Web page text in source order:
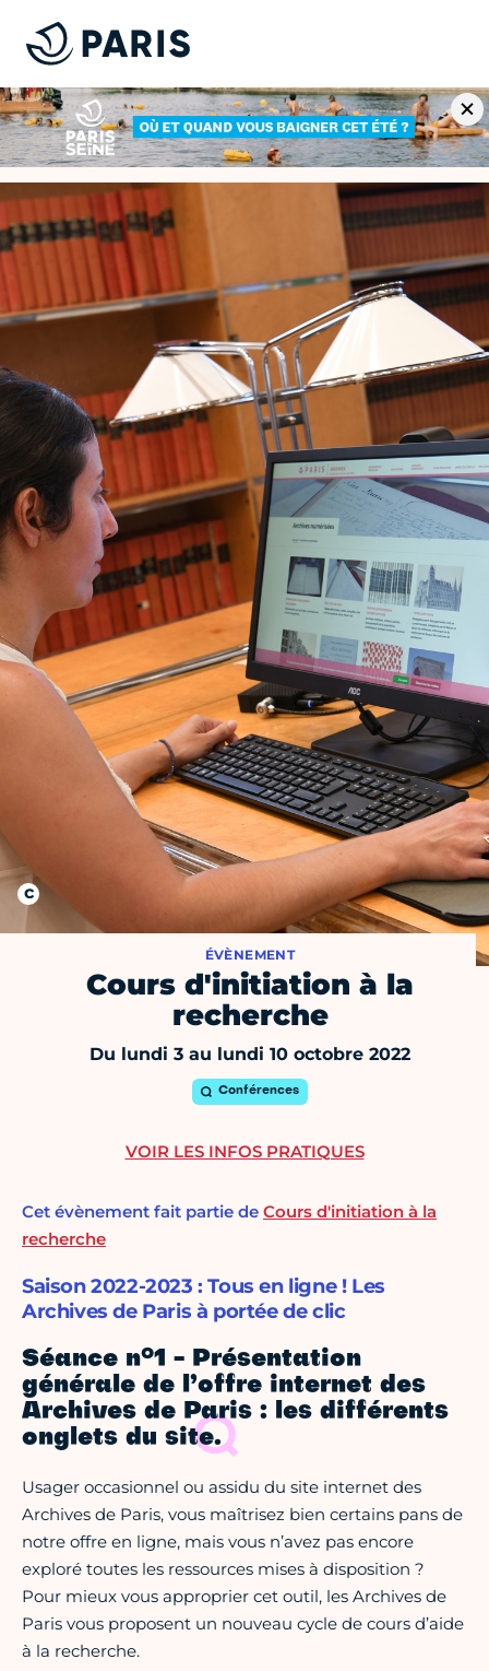
ÉVÈNEMENT
Cours d'initiation à la
recherche
Du lundi 3 au lundi 10 octobre 2022
Conférences
Cet évènement fait partie de Cours d'initiation à la
recherche
Saison 2022-2023 : Tous en ligne ! Les
Archives de Paris à portée de clic
Séance n°1 - Présentation
générale de l’offre internet des
Archives de Paris : les différents
onglets du site.
Usager occasionnel ou assidu du site internet des
Archives de Paris, vous maîtrisez bien certains pans de
notre offre en ligne, mais vous n’avez pas encore
exploré toutes les ressources mises à disposition ?
Pour mieux vous approprier cet outil, les Archives de
Paris vous proposent un nouveau cycle de cours d’aide
à la recherche.
VOIR LES INFOS PRATIQUES